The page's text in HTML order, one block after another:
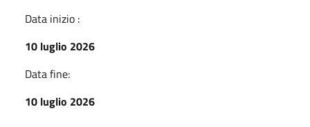
Data inizio :
10 luglio 2026
Data fine:
10 luglio 2026